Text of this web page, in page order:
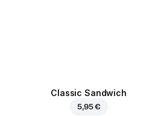
Classic Sandwich
5,95 €